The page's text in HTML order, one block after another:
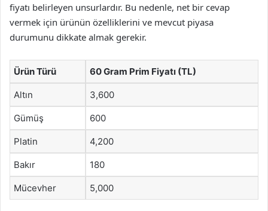
fiyatı belirleyen unsurlardır. Bu nedenle, net bir cevap
vermek için ürünün özelliklerini ve mevcut piyasa
durumunu dikkate almak gerekir.
Ürün Türü 60 Gram Prim Fiyatı (TL)
Altın 3,600
Gümüş 600
Platin 4,200
Bakır 180
Mücevher 5,000